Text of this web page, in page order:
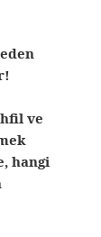
ve
hangi